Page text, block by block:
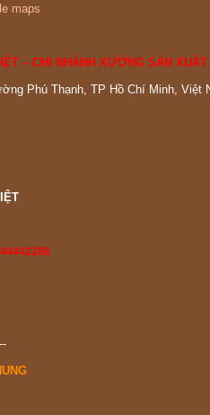
maps
– CHI NHÁNH XƯỞNG SẢN
Phú Thạnh, TP Hồ Chí Minh, Việt